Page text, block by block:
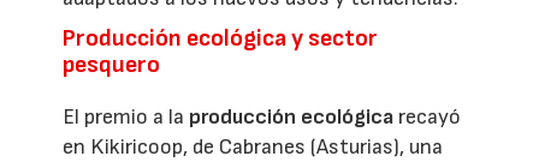
Producción ecológica y sector
pesquero
El premio a la producción ecológica recayó
en Kikiricoop, de Cabranes (Asturias), una